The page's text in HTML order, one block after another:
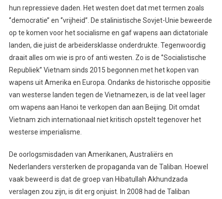
hun repressieve daden. Het westen doet dat met termen zoals
‘’democratie’’ en ‘’vrijheid’’. De stalinistische Sovjet-Unie beweerde
op te komen voor het socialisme en gaf wapens aan dictatoriale
landen, die juist de arbeidersklasse onderdrukte. Tegenwoordig
draait alles om wie is pro of anti westen. Zo is de ‘’Socialistische
Republiek’’ Vietnam sinds 2015 begonnen met het kopen van
wapens uit Amerika en Europa. Ondanks de historische oppositie
van westerse landen tegen de Vietnamezen, is de lat veel lager
om wapens aan Hanoi te verkopen dan aan Beijing. Dit omdat
Vietnam zich internationaal niet kritisch opstelt tegenover het
westerse imperialisme.
De oorlogsmisdaden van Amerikanen, Australiërs en
Nederlanders versterken de propaganda van de Taliban. Hoewel
vaak beweerd is dat de groep van Hibatullah Akhundzada
verslagen zou zijn, is dit erg onjuist. In 2008 had de Taliban